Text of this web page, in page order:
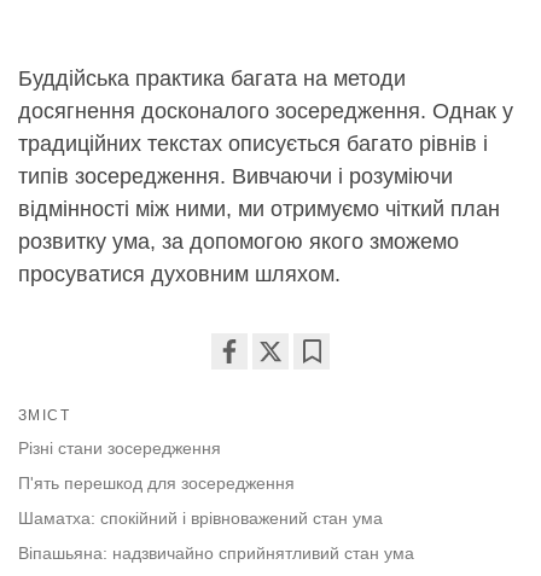
Буддійська практика багата на методи
досягнення досконалого зосередження. Однак у
традиційних текстах описується багато рівнів і
типів зосередження. Вивчаючи і розуміючи
відмінності між ними, ми отримуємо чіткий план
розвитку ума, за допомогою якого зможемо
просуватися духовним шляхом.
ЗМІСТ
Різні стани зосередження
П'ять перешкод для зосередження
Шаматха: спокійний і врівноважений стан ума
Віпашьяна: надзвичайно сприйнятливий стан ума